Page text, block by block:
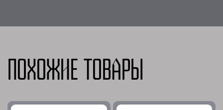
Похожие товары